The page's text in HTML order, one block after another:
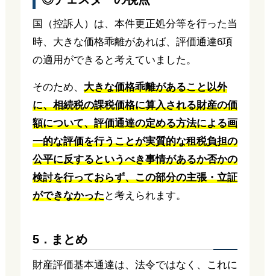
国（控訴人）は、本件更正処分等を行った当
時、大きな価格乖離があれば、評価通達6項
の適用ができると考えていました。
そのため、 大きな価格乖離があること以外
に、相続税の課税価格に算入される財産の価
額について、評価通達の定める方法による画
一的な評価を行うことが実質的な租税負担の
公平に反するというべき事情があるか否かの
検討を行っておらず、この部分の主張・立証
ができなかったと考えられます。
5．まとめ
財産評価基本通達は、法令ではなく、これに